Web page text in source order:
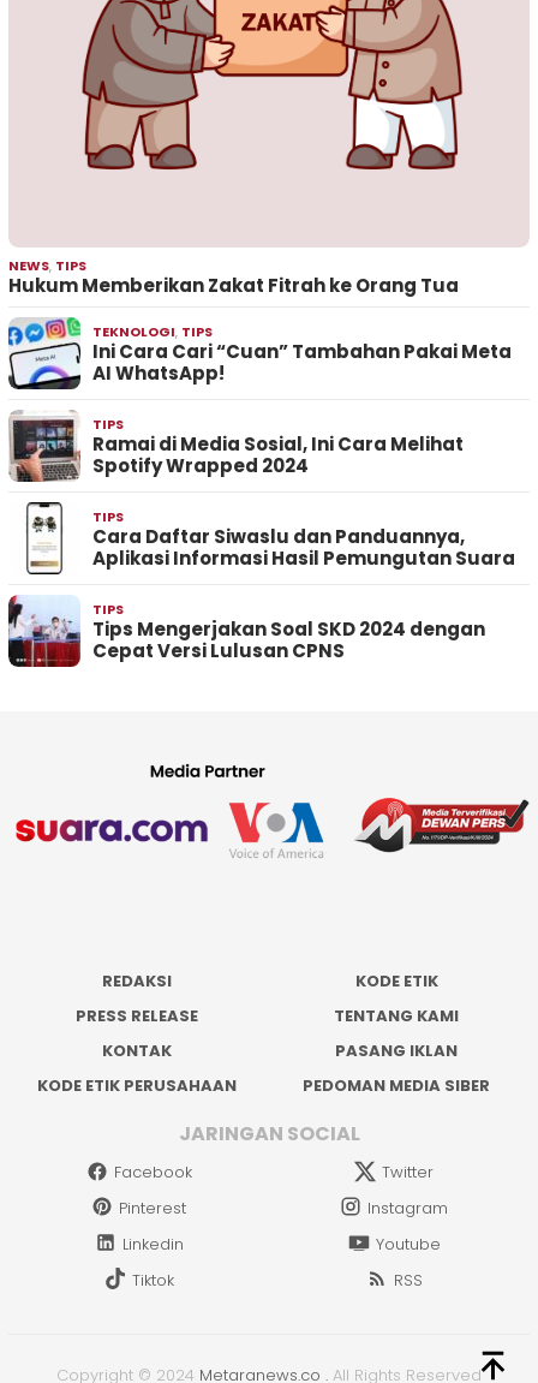
NEWS, TIPS
Hukum Memberikan Zakat Fitrah ke Orang Tua
TEKNOLOGI, TIPS
Ini Cara Cari “Cuan” Tambahan Pakai Meta
AI WhatsApp!
TIPS
Ramai di Media Sosial, Ini Cara Melihat
Spotify Wrapped 2024
TIPS
Cara Daftar Siwaslu dan Panduannya,
Aplikasi Informasi Hasil Pemungutan Suara
TIPS
Tips Mengerjakan Soal SKD 2024 dengan
Cepat Versi Lulusan CPNS
REDAKSI
KODE ETIK
PRESS RELEASE
TENTANG KAMI
KONTAK
PASANG IKLAN
KODE ETIK PERUSAHAAN
PEDOMAN MEDIA SIBER
JARINGAN SOCIAL
Facebook
Twitter
Pinterest
Instagram
Linkedin
Youtube
Tiktok
RSS
Copyright © 2024 Metaranews.co . All Rights Reserved